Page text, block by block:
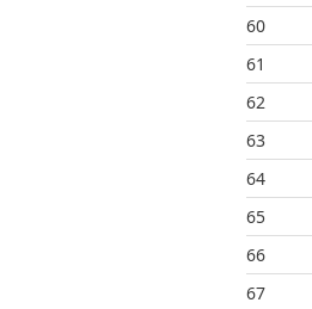
60
61
62
63
64
65
66
67